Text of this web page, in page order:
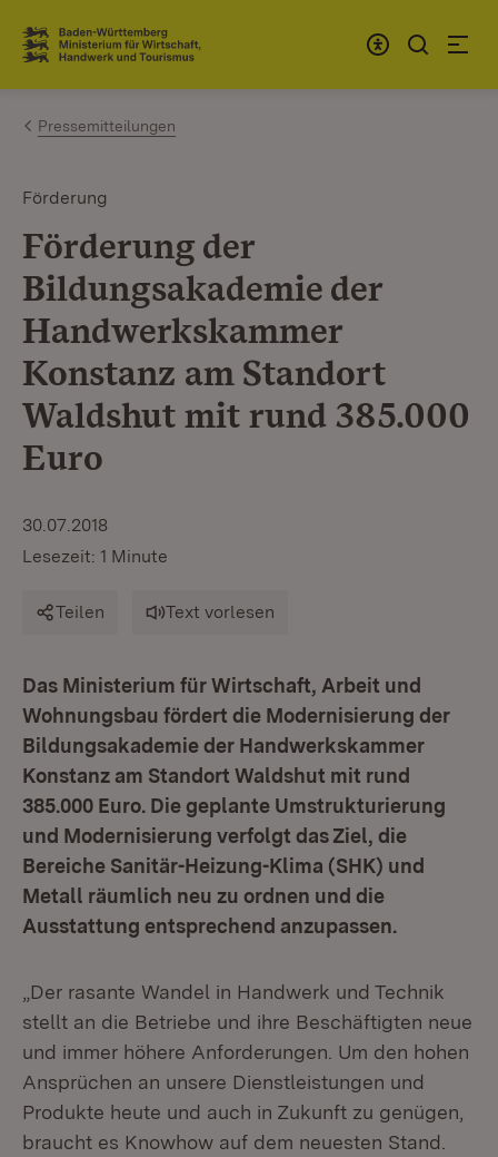
Zum Inhalt springen
Link zur Startseite
Pressemitteilungen
Förderung
Förderung der
Bildungsakademie der
Handwerkskammer
Konstanz am Standort
Waldshut mit rund 385.000
Euro
30.07.2018
Lesezeit: 1 Minute
Teilen Text vorlesen
Das Ministerium für Wirtschaft, Arbeit und
Wohnungsbau fördert die Modernisierung der
Bildungsakademie der Handwerkskammer
Konstanz am Standort Waldshut mit rund
385.000 Euro. Die geplante Umstrukturierung
und Modernisierung verfolgt das Ziel, die
Bereiche Sanitär-Heizung-Klima (SHK) und
Metall räumlich neu zu ordnen und die
Ausstattung entsprechend anzupassen.
„Der rasante Wandel in Handwerk und Technik
stellt an die Betriebe und ihre Beschäftigten neue
und immer höhere Anforderungen. Um den hohen
Ansprüchen an unsere Dienstleistungen und
Produkte heute und auch in Zukunft zu genügen,
braucht es Knowhow auf dem neuesten Stand.